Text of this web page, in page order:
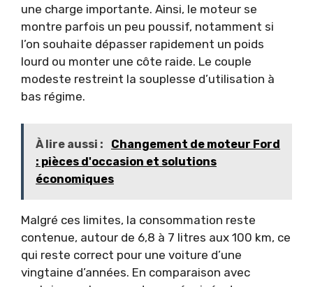
une charge importante. Ainsi, le moteur se
montre parfois un peu poussif, notamment si
l’on souhaite dépasser rapidement un poids
lourd ou monter une côte raide. Le couple
modeste restreint la souplesse d’utilisation à
bas régime.
À lire aussi :
Changement de moteur Ford
: pièces d'occasion et solutions
économiques
Malgré ces limites, la consommation reste
contenue, autour de 6,8 à 7 litres aux 100 km, ce
qui reste correct pour une voiture d’une
vingtaine d’années. En comparaison avec